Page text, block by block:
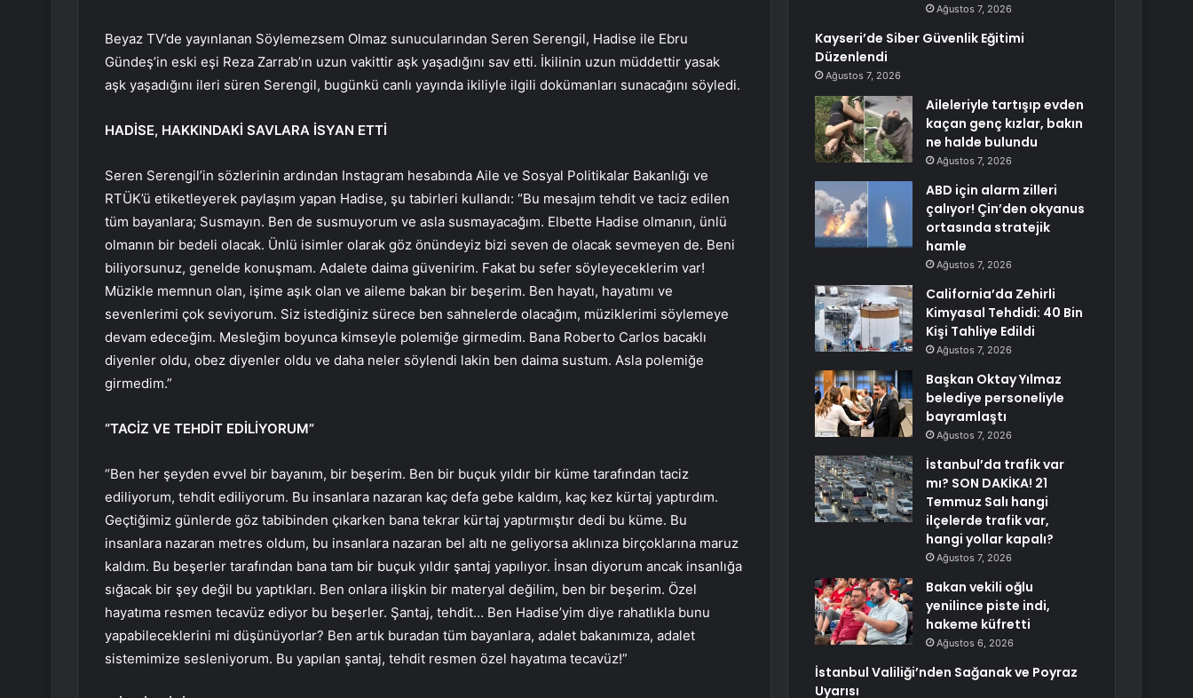
Beyaz TV’de yayınlanan Söylemezsem Olmaz sunucularından Seren Serengil, Hadise ile Ebru
Gündeş’in eski eşi Reza Zarrab’ın uzun vakittir aşk yaşadığını sav etti. İkilinin uzun müddettir yasak
aşk yaşadığını ileri süren Serengil, bugünkü canlı yayında ikiliyle ilgili dokümanları sunacağını söyledi.
HADİSE, HAKKINDAKİ SAVLARA İSYAN ETTİ
Seren Serengil’in sözlerinin ardından Instagram hesabında Aile ve Sosyal Politikalar Bakanlığı ve
RTÜK’ü etiketleyerek paylaşım yapan Hadise, şu tabirleri kullandı: “Bu mesajım tehdit ve taciz edilen
tüm bayanlara; Susmayın. Ben de susmuyorum ve asla susmayacağım. Elbette Hadise olmanın, ünlü
olmanın bir bedeli olacak. Ünlü isimler olarak göz önündeyiz bizi seven de olacak sevmeyen de. Beni
biliyorsunuz, genelde konuşmam. Adalete daima güvenirim. Fakat bu sefer söyleyeceklerim var!
Müzikle memnun olan, işime aşık olan ve aileme bakan bir beşerim. Ben hayatı, hayatımı ve
sevenlerimi çok seviyorum. Siz istediğiniz sürece ben sahnelerde olacağım, müziklerimi söylemeye
devam edeceğim. Mesleğim boyunca kimseyle polemiğe girmedim. Bana Roberto Carlos bacaklı
diyenler oldu, obez diyenler oldu ve daha neler söylendi lakin ben daima sustum. Asla polemiğe
girmedim.”
“TACİZ VE TEHDİT EDİLİYORUM”
“Ben her şeyden evvel bir bayanım, bir beşerim. Ben bir buçuk yıldır bir küme tarafından taciz
ediliyorum, tehdit ediliyorum. Bu insanlara nazaran kaç defa gebe kaldım, kaç kez kürtaj yaptırdım.
Geçtiğimiz günlerde göz tabibinden çıkarken bana tekrar kürtaj yaptırmıştır dedi bu küme. Bu
insanlara nazaran metres oldum, bu insanlara nazaran bel altı ne geliyorsa aklınıza birçoklarına maruz
kaldım. Bu beşerler tarafından bana tam bir buçuk yıldır şantaj yapılıyor. İnsan diyorum ancak insanlığa
sığacak bir şey değil bu yaptıkları. Ben onlara ilişkin bir materyal değilim, ben bir beşerim. Özel
hayatıma resmen tecavüz ediyor bu beşerler. Şantaj, tehdit… Ben Hadise’yim diye rahatlıkla bunu
yapabileceklerini mi düşünüyorlar? Ben artık buradan tüm bayanlara, adalet bakanımıza, adalet
sistemimize sesleniyorum. Bu yapılan şantaj, tehdit resmen özel hayatıma tecavüz!”
Ağustos 7, 2026
Kayseri’de Siber Güvenlik Eğitimi
Düzenlendi
Ağustos 7, 2026
Aileleriyle tartışıp evden
kaçan genç kızlar, bakın
ne halde bulundu
Ağustos 7, 2026
ABD için alarm zilleri
çalıyor! Çin’den okyanus
ortasında stratejik
hamle
Ağustos 7, 2026
California’da Zehirli
Kimyasal Tehdidi: 40 Bin
Kişi Tahliye Edildi
Ağustos 7, 2026
Başkan Oktay Yılmaz
belediye personeliyle
bayramlaştı
Ağustos 7, 2026
İstanbul’da trafik var
mı? SON DAKİKA! 21
Temmuz Salı hangi
ilçelerde trafik var,
hangi yollar kapalı?
Ağustos 7, 2026
Bakan vekili oğlu
yenilince piste indi,
hakeme küfretti
Ağustos 6, 2026
İstanbul Valiliği’nden Sağanak ve Poyraz
Uyarısı